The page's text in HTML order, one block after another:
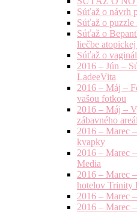
Súťaž o návrh
Súťaž o puzzle
Súťaž o
liečbe
Súťaž o
2016 – Jún –
LadeeVita
2016 – Máj –
vašou fotkou
2016 – Máj –
zábavného
2016 – Marec
kvapky
2016 – Marec
Media
2016 – Marec
hotelov Trinity
2016 – Marec
2016 – Marec